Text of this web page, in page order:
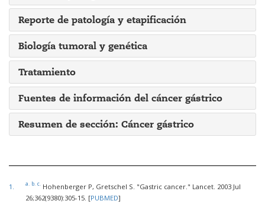
Reporte de patología y etapificación
Biología tumoral y genética
Tratamiento
Fuentes de información del cáncer gástrico
Resumen de sección: Cáncer gástrico
1. a. b. c. Hohenberger P, Gretschel S. "Gastric cancer." Lancet. 2003 Jul
26;362(9380):305-15. [PUBMED]